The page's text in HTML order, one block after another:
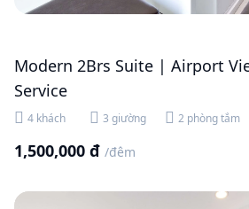
Modern 2Brs Suite | Airport
Service
4 khách 3 giường 2 phòng tắm
1,500,000 đ /đêm